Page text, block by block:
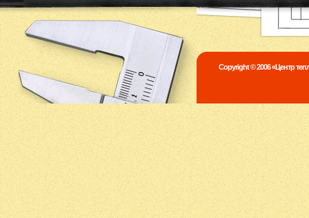
Copyright © 2006 «Центр